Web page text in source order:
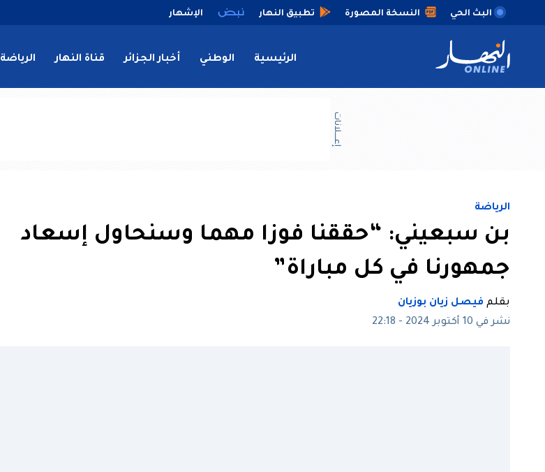
البث الحي النسخة المصورة تطبيق النهار الإشهار
الرئيسية الوطني أخبار الجزائر قناة النهار الرياضة
إعــــلانات
الرياضة
بن سبعيني: “حققنا فوزا مهما وسنحاول إسعاد
جمهورنا في كل مباراة”
بقلم فيصل زيان بوزيان
نشر في 10 أكتوبر 2024 - 22:18